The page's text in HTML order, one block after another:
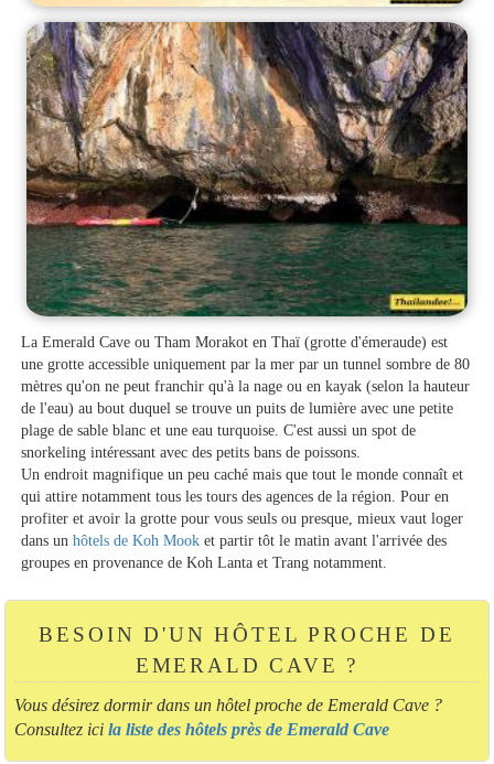
La Emerald Cave ou Tham Morakot en Thaï (grotte d'émeraude) est
une grotte accessible uniquement par la mer par un tunnel sombre de 80
mètres qu'on ne peut franchir qu'à la nage ou en kayak (selon la hauteur
de l'eau) au bout duquel se trouve un puits de lumière avec une petite
plage de sable blanc et une eau turquoise. C'est aussi un spot de
snorkeling intéressant avec des petits bans de poissons.
Un endroit magnifique un peu caché mais que tout le monde connaît et
qui attire notamment tous les tours des agences de la région. Pour en
profiter et avoir la grotte pour vous seuls ou presque, mieux vaut loger
dans unhôtels de Koh Mook et partir tôt le matin avant l'arrivée des
groupes en provenance de Koh Lanta et Trang notamment.
BESOIN D'UN HÔTEL PROCHE DE
EMERALD CAVE ?
Vous désirez dormir dans un hôtel proche de Emerald Cave ?
Consultez ici la liste des hôtels près de Emerald Cave